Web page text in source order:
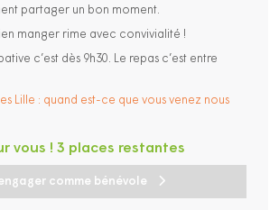
partager un bon moment.
manger rime avec convivialité !
c’est dès 9h30. Le repas c’est entre
Lille : quand est-ce que vous venez nous
comme bénévole
vous ! 3 places restantes